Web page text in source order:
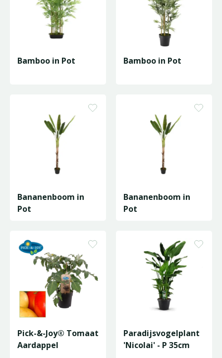
Bamboo in Pot Bamboo in Pot
Bananenboom in
Pot
Bananenboom in
Pot
Pick-&-Joy® Tomaat
Aardappel
Paradijsvogelplant
'Nicolai' - P 35cm